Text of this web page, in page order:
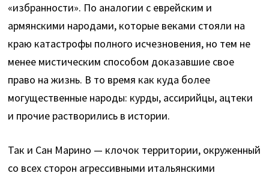
«избранности». По аналогии с еврейским и
армянскими народами, которые веками стояли на
краю катастрофы полного исчезновения, но тем не
менее мистическим способом доказавшие свое
право на жизнь. В то время как куда более
могущественные народы: курды, ассирийцы, ацтеки
и прочие растворились в истории.
Так и Сан Марино — клочок территории, окруженный
со всех сторон агрессивными итальянскими